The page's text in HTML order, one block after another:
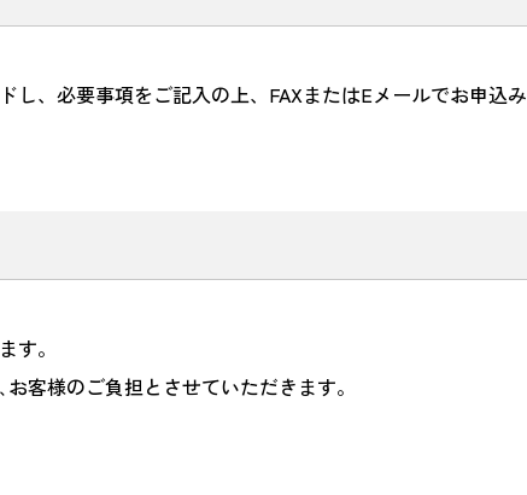
し、必要事項をご記入の上、FAXまたはEメールでお申込み
す。
客様のご負担とさせていただきます。